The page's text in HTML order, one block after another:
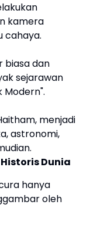
kamera
cahaya.
biasa dan
sejarawan
Modern".
menjadi
astronomi,
Dunia
hanya
oleh